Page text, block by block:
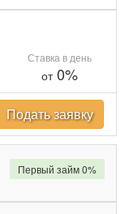
Ставка в день
от0%
Подать заявку
Первый займ 0%